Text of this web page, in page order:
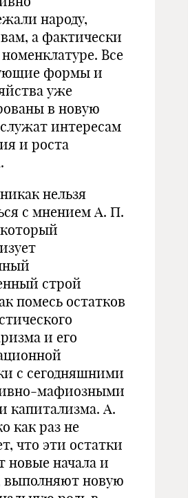
народу,
а фактически
Все
формы и
уже
в новую
интересам
и роста
нельзя
с мнением А. П.
строй
помесь остатков
и его
с сегодняшними
мафиозными
капитализма. А.
как раз не
что эти остатки
новые начала и
выполняют новую